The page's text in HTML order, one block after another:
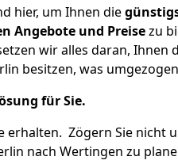
hier, um Ihnen die
Angebote und Preisezu
wir alles daran, Ihnen
besitzen, was
für Sie.
erhalten. Zögern Sie nicht
nach Wertingen zu